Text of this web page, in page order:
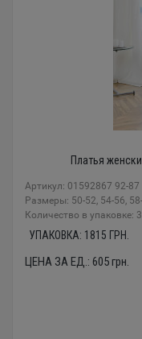
Платья
Артикул: 01592867 92-87
Размеры: 50-52, 54-56,
Количество в упаковке: 3
УПАКОВКА: 1815 ГРН.
ЦЕНА ЗА ЕД.: 605грн.